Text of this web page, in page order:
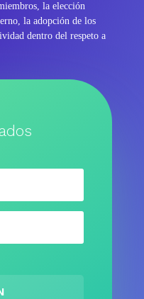
la elección
la adopción de los
dentro del respeto a